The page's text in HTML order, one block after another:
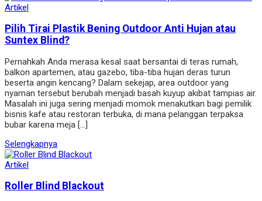
Artikel
Pilih Tirai Plastik Bening Outdoor Anti Hujan atau
Suntex Blind?
Pernahkah Anda merasa kesal saat bersantai di teras rumah,
balkon apartemen, atau gazebo, tiba-tiba hujan deras turun
beserta angin kencang? Dalam sekejap, area outdoor yang
nyaman tersebut berubah menjadi basah kuyup akibat tampias air.
Masalah ini juga sering menjadi momok menakutkan bagi pemilik
bisnis kafe atau restoran terbuka, di mana pelanggan terpaksa
bubar karena meja […]
Selengkapnya
Artikel
Roller Blind Blackout